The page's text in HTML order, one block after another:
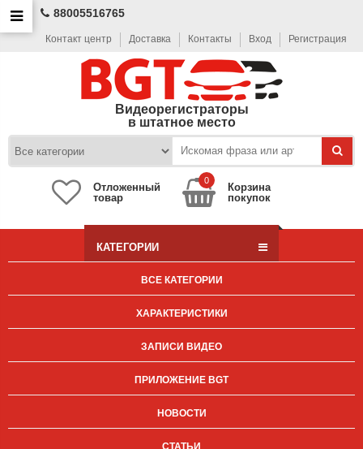
88005516765
Контакт центр Доставка Контакты Вход Регистрация
Видеорегистраторы
в штатное место
Отложенный
товар
0
Корзина
покупок
КАТЕГОРИИ
ВСЕ КАТЕГОРИИ
ХАРАКТЕРИСТИКИ
ЗАПИСИ ВИДЕО
ПРИЛОЖЕНИЕ BGT
НОВОСТИ
СТАТЬИ